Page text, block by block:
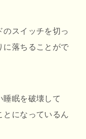
のスイッチを切っ
に落ちることがで
睡眠を破壊して
とになっているん